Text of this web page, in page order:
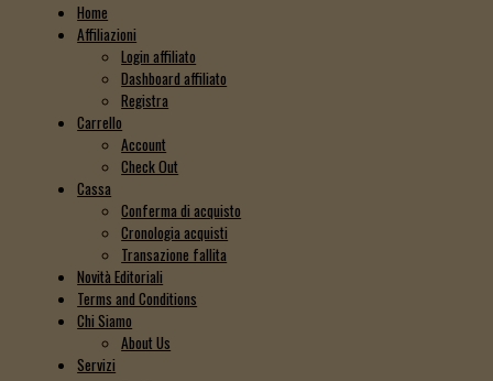
Home
Affiliazioni
Login affiliato
Dashboard affiliato
Registra
Carrello
Account
Check Out
Cassa
Conferma di acquisto
Cronologia acquisti
Transazione fallita
Novità Editoriali
Terms and Conditions
Chi Siamo
About Us
Servizi